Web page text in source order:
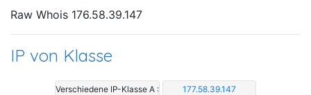
Raw Whois 176.58.39.147
IP von Klasse
Verschiedene IP-Klasse A : 177.58.39.147